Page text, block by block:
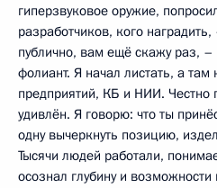
гиперзвуковое оружие,
разработчиков, кого
публично, вам ещё скажу раз, –
фолиант. Я начал листать, а
предприятий, КБ и НИИ. Честно
удивлён. Я говорю: что ты
одну вычеркнуть позицию,
Тысячи людей работали,
осознал глубину и возможности